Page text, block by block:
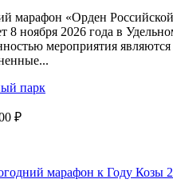
марафон «Орден
8 ноября 2026 года в
мероприятия
парк
₽